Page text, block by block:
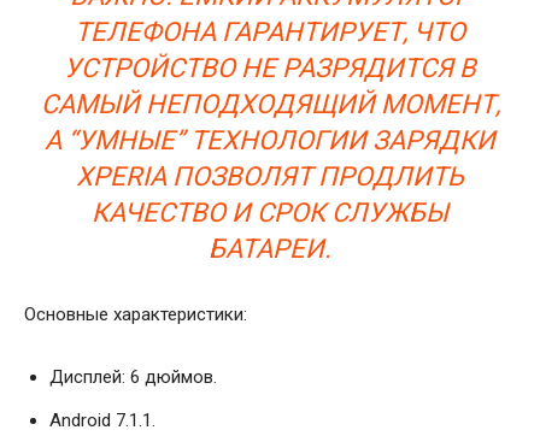
ТЕЛЕФОНА ГАРАНТИРУЕТ, ЧТО
УСТРОЙСТВО НЕ РАЗРЯДИТСЯ В
САМЫЙ НЕПОДХОДЯЩИЙ МОМЕНТ,
А “УМНЫЕ” ТЕХНОЛОГИИ ЗАРЯДКИ
XPERIA ПОЗВОЛЯТ ПРОДЛИТЬ
КАЧЕСТВО И СРОК СЛУЖБЫ
БАТАРЕИ.
Основные характеристики:
Дисплей: 6 дюймов.
Android 7.1.1.